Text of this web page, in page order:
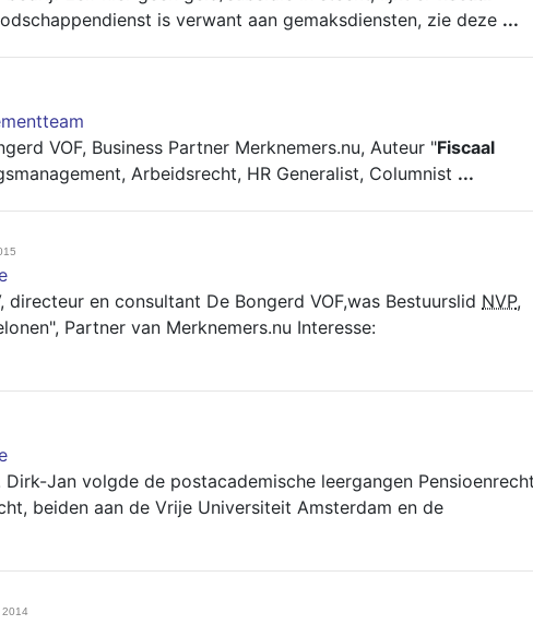
is verwant aan gemaksdiensten, zie deze ...
VOF, Business Partner Merknemers.nu, Auteur "Fiscaal
Arbeidsrecht, HR Generalist, Columnist ...
directeur en consultant De Bongerd VOF,was Bestuurslid NVP,
Partner van Merknemers.nu Interesse:
Jan volgde de postacademische leergangen
beiden aan de Vrije Universiteit Amsterdam en de
2014